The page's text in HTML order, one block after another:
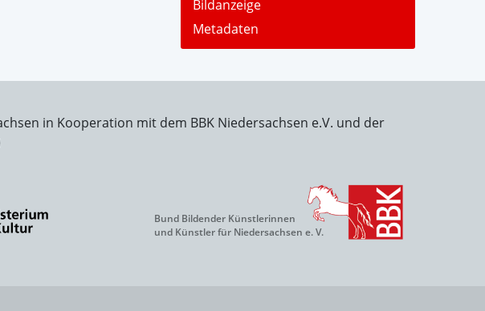
Bildanzeige
Metadaten
in Kooperation mit dem BBK Niedersachsen e.V. und der
Bund Bildender Künstlerinnen
und Künstler für Niedersachsen e. V.